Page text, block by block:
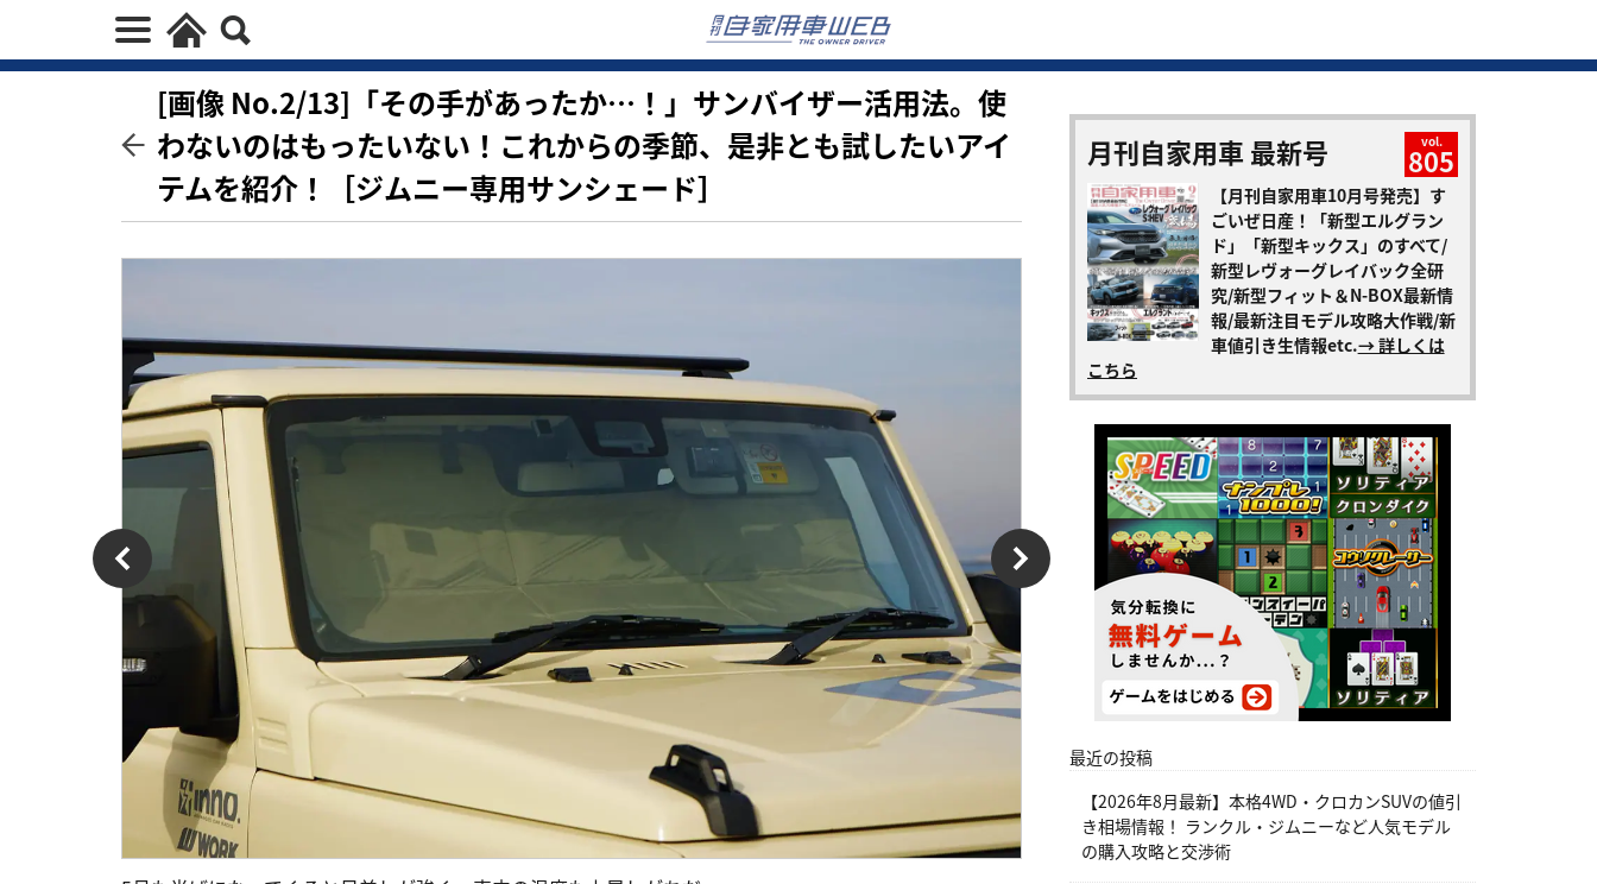
[画像 No.2/13]「その手があったか…！」サンバイザー活用法。使
わないのはもったいない！これからの季節、是非とも試したいアイ
テムを紹介！［ジムニー専用サンシェード］
月刊自家用車 最新号 vol.
805
【月刊自家用車10月号発売】す
ごいぜ日産！「新型エルグラン
ド」「新型キックス」のすべて/
新型レヴォーグレイバック全研
究/新型フィット＆N-BOX最新情
報/最新注目モデル攻略大作戦/新
車値引き生情報etc.→ 詳しくは
こちら
最近の投稿
【2026年8月最新】本格4WD・クロカンSUVの値引
き相場情報！ ランクル・ジムニーなど人気モデル
の購入攻略と交渉術